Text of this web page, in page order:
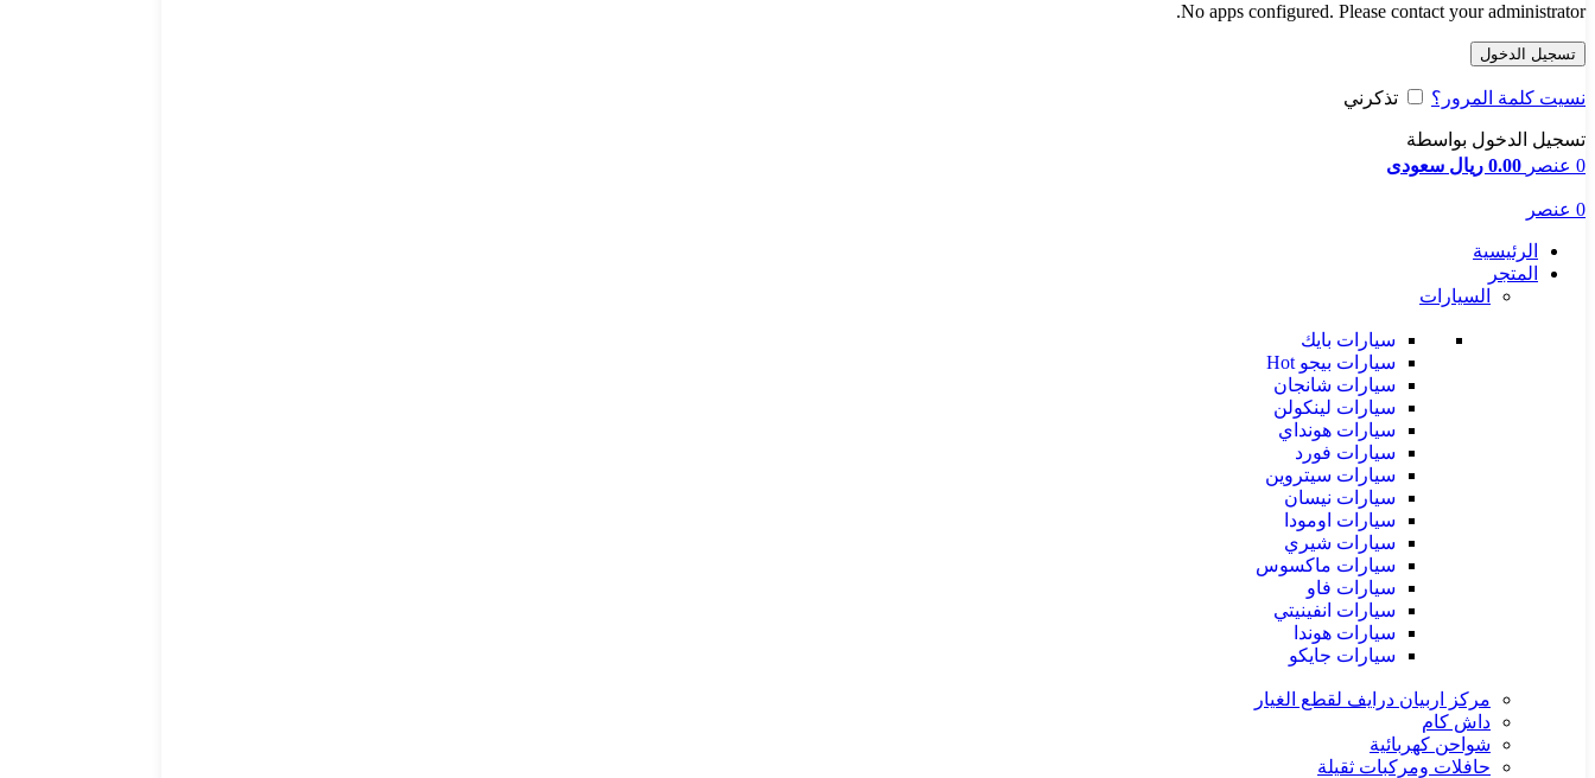
No apps configured. Please contact your administrator.
تسجيل الدخول
نسيت كلمة المرور؟ تذكرني
تسجيل الدخول بواسطة
0 عنصر 0.00 ريال سعودى
0 عنصر
الرئيسية
المتجر
السيارات
سيارات بايك
سيارات بيجو Hot
سيارات شانجان
سيارات لينكولن
سيارات هونداي
سيارات فورد
سيارات سيتروين
سيارات نيسان
سيارات اومودا
سيارات شيري
سيارات ماكسوس
سيارات فاو
سيارات انفينيتي
سيارات هوندا
سيارات جايكو
مركز اربيان درايف لقطع الغيار
داش كام
شواحن كهربائية
حافلات ومركبات ثقيلة